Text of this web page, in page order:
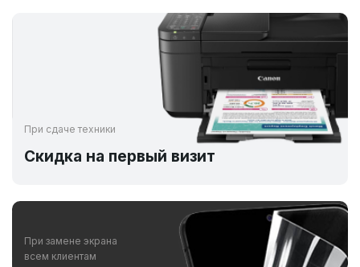
При сдаче техники
Скидка на первый визит
При замене экрана
всем клиентам